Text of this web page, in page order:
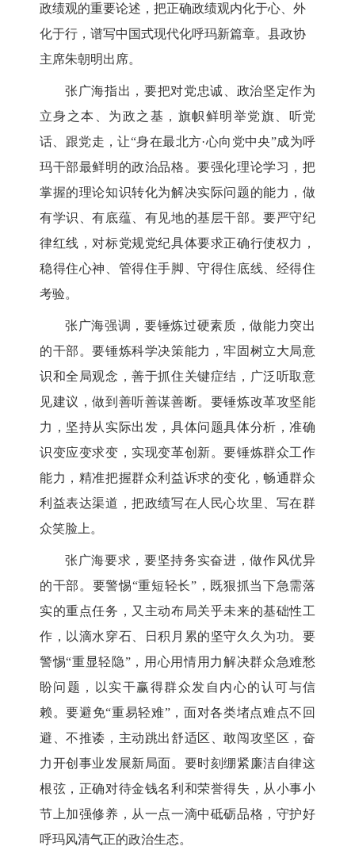
政绩观的重要论述，把正确政绩观内化于心、外
化于行，谱写中国式现代化呼玛新篇章。县政协
主席朱朝明出席。
张广海指出，要把对党忠诚、政治坚定作为
立身之本、为政之基，旗帜鲜明举党旗、听党
话、跟党走，让“身在最北方·心向党中央”成为呼
玛干部最鲜明的政治品格。要强化理论学习，把
掌握的理论知识转化为解决实际问题的能力，做
有学识、有底蕴、有见地的基层干部。要严守纪
律红线，对标党规党纪具体要求正确行使权力，
稳得住心神、管得住手脚、守得住底线、经得住
考验。
张广海强调，要锤炼过硬素质，做能力突出
的干部。要锤炼科学决策能力，牢固树立大局意
识和全局观念，善于抓住关键症结，广泛听取意
见建议，做到善听善谋善断。要锤炼改革攻坚能
力，坚持从实际出发，具体问题具体分析，准确
识变应变求变，实现变革创新。要锤炼群众工作
能力，精准把握群众利益诉求的变化，畅通群众
利益表达渠道，把政绩写在人民心坎里、写在群
众笑脸上。
张广海要求，要坚持务实奋进，做作风优异
的干部。要警惕“重短轻长”，既狠抓当下急需落
实的重点任务，又主动布局关乎未来的基础性工
作，以滴水穿石、日积月累的坚守久久为功。要
警惕“重显轻隐”，用心用情用力解决群众急难愁
盼问题，以实干赢得群众发自内心的认可与信
赖。要避免“重易轻难”，面对各类堵点难点不回
避、不推诿，主动跳出舒适区、敢闯攻坚区，奋
力开创事业发展新局面。要时刻绷紧廉洁自律这
根弦，正确对待金钱名利和荣誉得失，从小事小
节上加强修养，从一点一滴中砥砺品格，守护好
呼玛风清气正的政治生态。